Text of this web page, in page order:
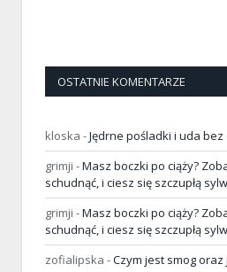
OSTATNIE KOMENTARZE
kloska -Jędrne pośladki i uda bez
grimji -Masz boczki po ciąży?
schudnąć, i ciesz się szczupłą
grimji -Masz boczki po ciąży?
schudnąć, i ciesz się szczupłą
zofialipska -Czym jest smog